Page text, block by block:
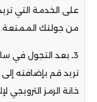
على الخدمة التي
من جولتك الممتعة.
3ـ بعد التجول في ساحة
تريد قم بإضافته إلى
خانة الرمز الترويجي